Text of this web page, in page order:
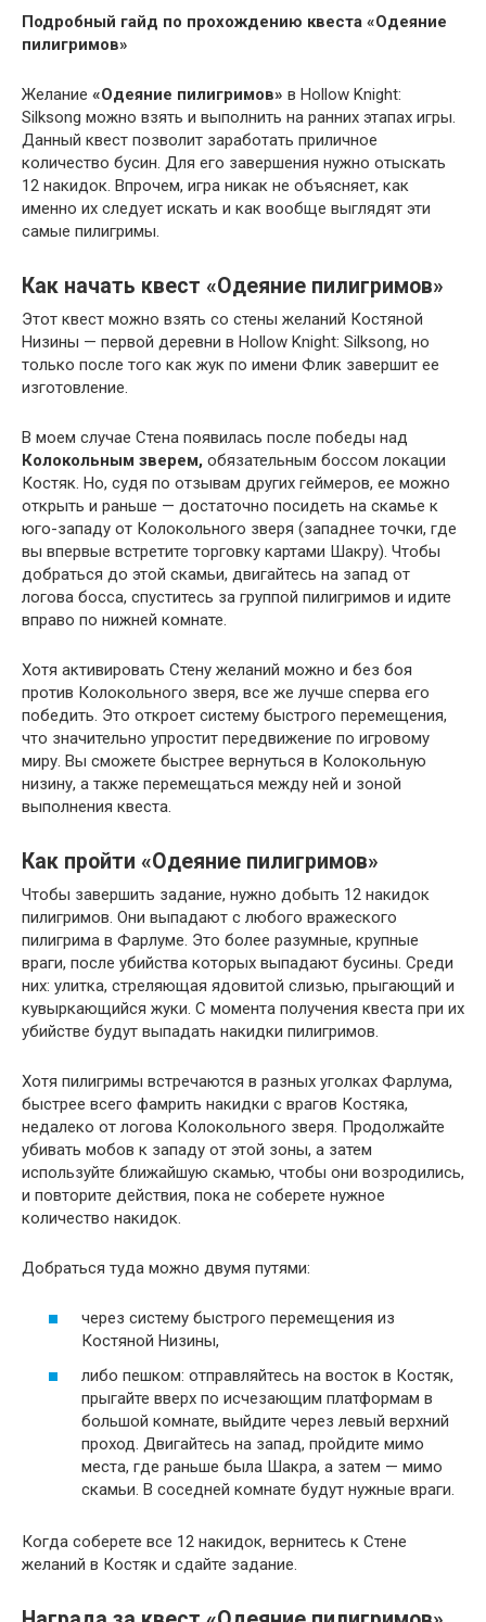
Подробный гайд по прохождению квеста «Одеяние
пилигримов»
Желание «Одеяние пилигримов» в Hollow Knight:
Silksong можно взять и выполнить на ранних этапах игры.
Данный квест позволит заработать приличное
количество бусин. Для его завершения нужно отыскать
12 накидок. Впрочем, игра никак не объясняет, как
именно их следует искать и как вообще выглядят эти
самые пилигримы.
Как начать квест «Одеяние пилигримов»
Этот квест можно взять со стены желаний Костяной
Низины — первой деревни в Hollow Knight: Silksong, но
только после того как жук по имени Флик завершит ее
изготовление.
В моем случае Стена появилась после победы над
Колокольным зверем, обязательным боссом локации
Костяк. Но, судя по отзывам других геймеров, ее можно
открыть и раньше — достаточно посидеть на скамье к
юго-западу от Колокольного зверя (западнее точки, где
вы впервые встретите торговку картами Шакру). Чтобы
добраться до этой скамьи, двигайтесь на запад от
логова босса, спуститесь за группой пилигримов и идите
вправо по нижней комнате.
Хотя активировать Стену желаний можно и без боя
против Колокольного зверя, все же лучше сперва его
победить. Это откроет систему быстрого перемещения,
что значительно упростит передвижение по игровому
миру. Вы сможете быстрее вернуться в Колокольную
низину, а также перемещаться между ней и зоной
выполнения квеста.
Как пройти «Одеяние пилигримов»
Чтобы завершить задание, нужно добыть 12 накидок
пилигримов. Они выпадают с любого вражеского
пилигрима в Фарлуме. Это более разумные, крупные
враги, после убийства которых выпадают бусины. Среди
них: улитка, стреляющая ядовитой слизью, прыгающий и
кувыркающийся жуки. С момента получения квеста при их
убийстве будут выпадать накидки пилигримов.
Хотя пилигримы встречаются в разных уголках Фарлума,
быстрее всего фамрить накидки с врагов Костяка,
недалеко от логова Колокольного зверя. Продолжайте
убивать мобов к западу от этой зоны, а затем
используйте ближайшую скамью, чтобы они возродились,
и повторите действия, пока не соберете нужное
количество накидок.
Добраться туда можно двумя путями:
через систему быстрого перемещения из
Костяной Низины,
либо пешком: отправляйтесь на восток в Костяк,
прыгайте вверх по исчезающим платформам в
большой комнате, выйдите через левый верхний
проход. Двигайтесь на запад, пройдите мимо
места, где раньше была Шакра, а затем — мимо
скамьи. В соседней комнате будут нужные враги.
Когда соберете все 12 накидок, вернитесь к Стене
желаний в Костяк и сдайте задание.